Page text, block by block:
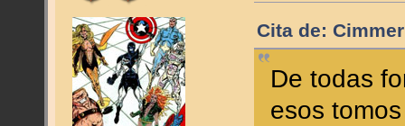
Cita de:
De todas
esos